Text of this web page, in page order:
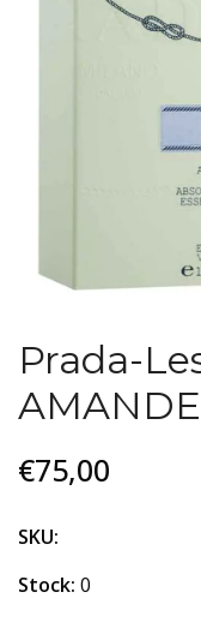
Prada-
€75,00
SKU:
Stock: 0